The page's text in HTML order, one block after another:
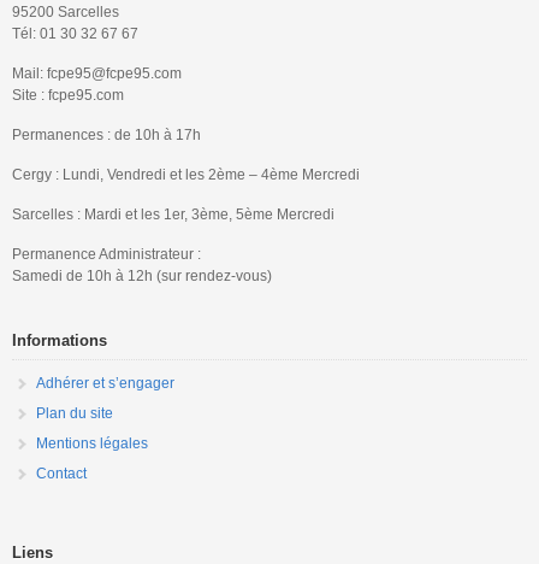
95200 Sarcelles
Tél: 01 30 32 67 67
Mail: fcpe95@fcpe95.com
Site : fcpe95.com
Permanences : de 10h à 17h
Cergy : Lundi, Vendredi et les 2ème – 4ème Mercredi
Sarcelles : Mardi et les 1er, 3ème, 5ème Mercredi
Permanence Administrateur :
Samedi de 10h à 12h (sur rendez-vous)
Informations
Adhérer et s’engager
Plan du site
Mentions légales
Contact
Liens